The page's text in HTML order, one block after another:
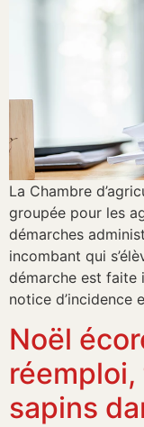
La Chambre
groupée pour les
démarches
incombant qui
démarche est faite
notice d’incidence
Noël
sapins